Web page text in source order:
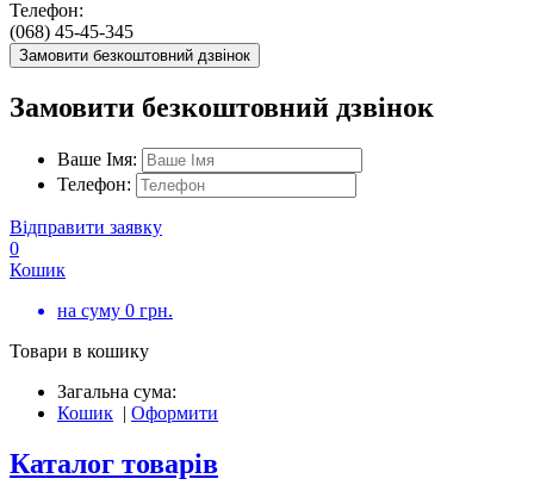
Телефон:
(068) 45-45-345
Замовити безкоштовний дзвінок
Замовити безкоштовний дзвінок
Ваше Імя:
Телефон:
Відправити заявку
0
Кошик
на суму 0 грн.
Товари в кошику
Загальна сума:
Кошик | Оформити
Каталог товарів